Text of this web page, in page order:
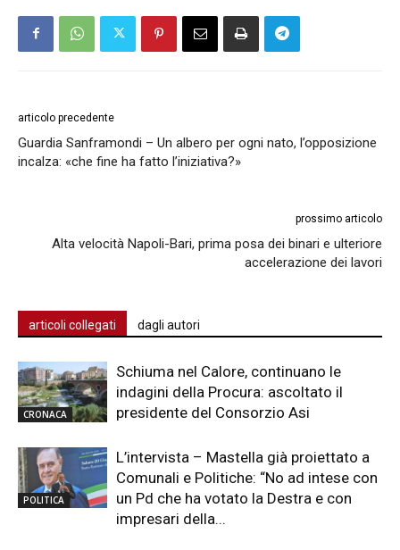
articolo precedente
Guardia Sanframondi – Un albero per ogni nato, l’opposizione
incalza: «che fine ha fatto l’iniziativa?»
prossimo articolo
Alta velocità Napoli-Bari, prima posa dei binari e ulteriore
accelerazione dei lavori
articoli collegati dagli autori
CRONACA
Schiuma nel Calore, continuano le
indagini della Procura: ascoltato il
presidente del Consorzio Asi
POLITICA
L’intervista – Mastella già proiettato a
Comunali e Politiche: “No ad intese con
un Pd che ha votato la Destra e con
impresari della...